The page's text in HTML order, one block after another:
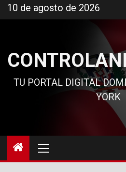
al
10 de agosto de 2026
TU PORTAL DIGITAL
YORK
principal